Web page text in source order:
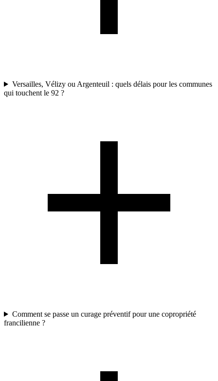
Versailles, Vélizy ou Argenteuil : quels délais pour les communes
qui touchent le 92 ?
Comment se passe un curage préventif pour une copropriété
francilienne ?